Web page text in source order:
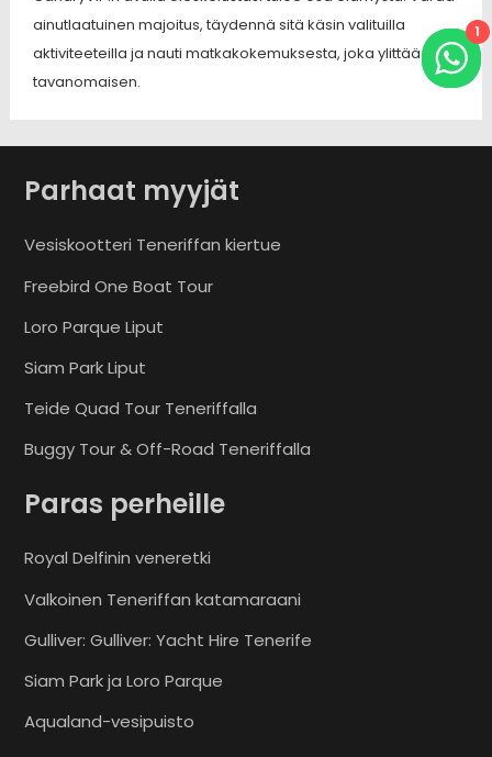
ainutlaatuinen majoitus, täydennä sitä käsin valituilla
aktiviteeteilla ja nauti matkakokemuksesta, joka ylittää
tavanomaisen.
Parhaat myyjät
Vesiskootteri Teneriffan kiertue
Freebird One Boat Tour
Loro Parque Liput
Siam Park Liput
Teide Quad Tour Teneriffalla
Buggy Tour & Off-Road Teneriffalla
Paras perheille
Royal Delfinin veneretki
Valkoinen Teneriffan katamaraani
Gulliver: Gulliver: Yacht Hire Tenerife
Siam Park ja Loro Parque
Aqualand-vesipuisto
1